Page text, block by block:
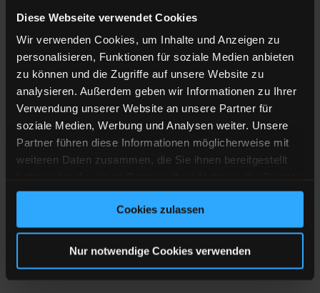
Diese Webseite verwendet Cookies
Wir verwenden Cookies, um Inhalte und Anzeigen zu
personalisieren, Funktionen für soziale Medien anbieten
zu können und die Zugriffe auf unsere Website zu
analysieren. Außerdem geben wir Informationen zu Ihrer
Verwendung unserer Website an unsere Partner für
soziale Medien, Werbung und Analysen weiter. Unsere
Partner führen diese Informationen möglicherweise mit
weiteren Daten zusammen, die Sie ihnen bereitgestellt
gesammelt haben.
Cookies zulassen
Nur notwendige Cookies verwenden
Unsere Zimmer sind klimatisiert und mit traumhaften
MEHR ERFAHREN